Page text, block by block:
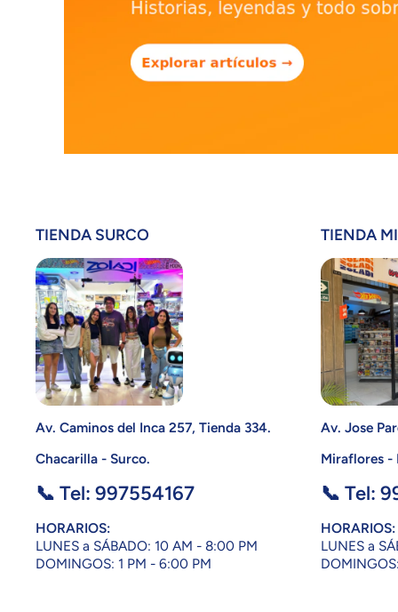
TIENDA SURCO
Av. Caminos del Inca 257, Tienda 334.
Chacarilla - Surco.
📞 Tel: 997554167
HORARIOS:
LUNES a SÁBADO: 10 AM - 8:00 PM
DOMINGOS: 1 PM - 6:00 PM
TIENDA
Av. Jose
Miraflores -
📞 Tel:
HORARIOS:
LUNES a